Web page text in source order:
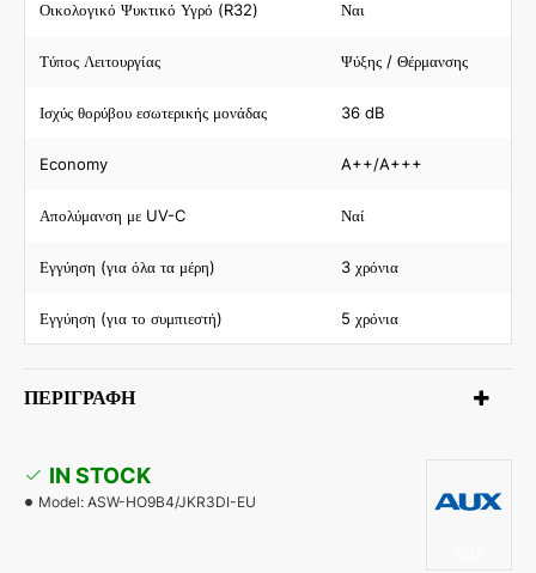
Οικολογικό Ψυκτικό Υγρό (R32) Ναι
Τύπος Λειτουργίας Ψύξης / Θέρμανσης
Ισχύς θορύβου εσωτερικής μονάδας 36 dB
Economy A++/A+++
Απολύμανση με UV-C Ναί
Εγγύηση (για όλα τα μέρη) 3 χρόνια
Εγγύηση (για το συμπιεστή) 5 χρόνια
ΠΕΡΙΓΡΑΦΉ
IN STOCK
Model: ASW-HO9B4/JKR3DI-EU